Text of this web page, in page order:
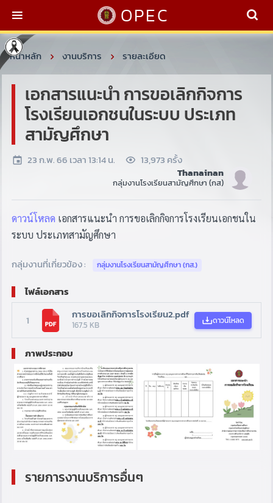
OPEC
หน้าหลัก งานบริการ รายละเอียด
เอกสารแนะนำ การขอเลิกกิจการ
โรงเรียนเอกชนในระบบ ประเภท
สามัญศึกษา
23 ก.พ. 66 เวลา 13:14 น.
13,973 ครั้ง
Thanainan
กลุ่มงานโรงเรียนสามัญศึกษา (กส)
ดาวน์โหลด เอกสารแนะนำ การขอเลิกกิจการโรงเรียนเอกชนใน
ระบบ ประเภทสามัญศึกษา
กลุ่มงานที่เกี่ยวข้อง : กลุ่มงานโรงเรียนสามัญศึกษา (กส.)
ไฟล์เอกสาร
1 การขอเลิกกิจการโรงเรียน2.pdf
167.5 KB ดาวน์โหลด
ภาพประกอบ
รายการงานบริการอื่นๆ